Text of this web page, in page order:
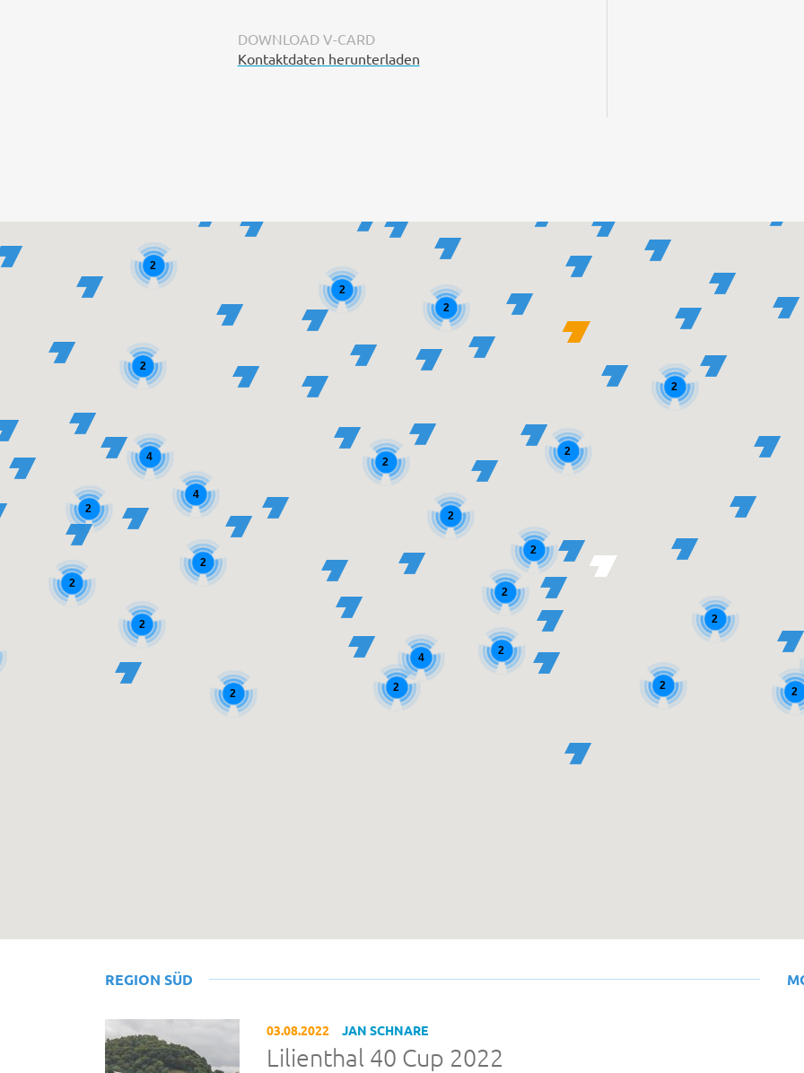
DOWNLOAD V-CARD
Kontaktdaten herunterladen
2
2
2
2
2
2
4
2
2
2
2
2
2
2
2
2
4
2
2
2
4
2
2
REGION SÜD
03.08.2022 JAN SCHNARE
Lilienthal 40 Cup 2022